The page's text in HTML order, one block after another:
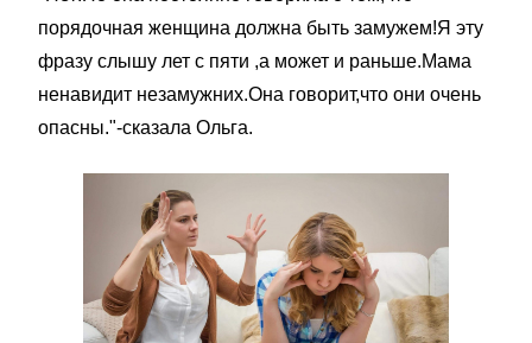
порядочная женщина должна быть замужем!Я эту
фразу слышу лет с пяти ,а может и раньше.Мама
ненавидит незамужних.Она говорит,что они очень
опасны."-сказала Ольга.